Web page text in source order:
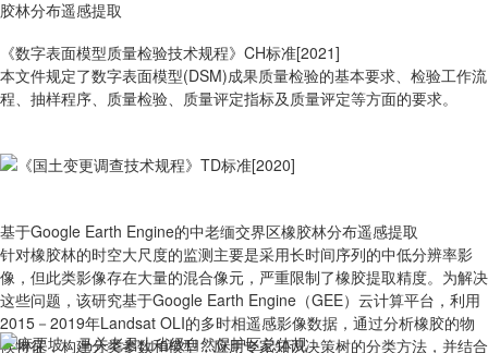
《数字表面模型质量检验技术规程》CH标准[2021]
本文件规定了数字表面模型(DSM)成果质量检验的基本要求、检验工作流
程、抽样程序、质量检验、质量评定指标及质量评定等方面的要求。
基于Google Earth Engine的中老缅交界区橡胶林分布遥感提取
针对橡胶林的时空大尺度的监测主要是采用长时间序列的中低分辨率影
像，但此类影像存在大量的混合像元，严重限制了橡胶提取精度。为解决
这些问题，该研究基于Google Earth Engine（GEE）云计算平台，利用
2015－2019年Landsat OLI的多时相遥感影像数据，通过分析橡胶的物
候特征，构建分类参数和模型，应用专家知识决策树的分类方法，并结合